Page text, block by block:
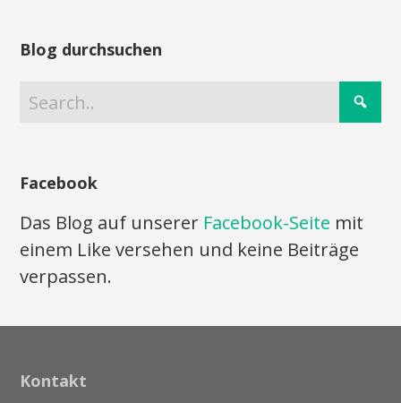
Blog durchsuchen
Facebook
Das Blog auf unserer Facebook-Seite mit
einem Like versehen und keine Beiträge
verpassen.
Kontakt